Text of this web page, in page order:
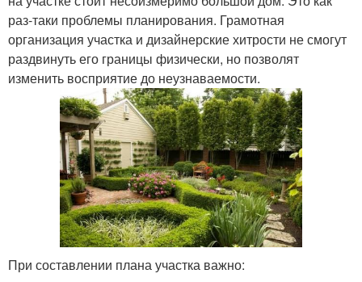
раз-таки проблемы планирования. Грамотная
организация участка и дизайнерские хитрости не смогут
раздвинуть его границы физически, но позволят
изменить восприятие до неузнаваемости.
При составлении плана участка важно: